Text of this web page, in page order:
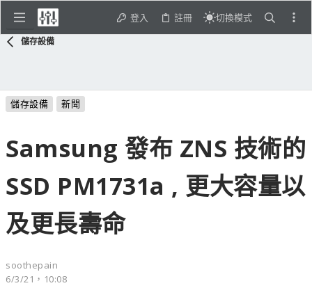
登入 註冊 切換模式
儲存設備
儲存設備 新聞
Samsung 發布 ZNS 技術的
SSD PM1731a , 更大容量以
及更長壽命
soothepain
6/3/21，10:08